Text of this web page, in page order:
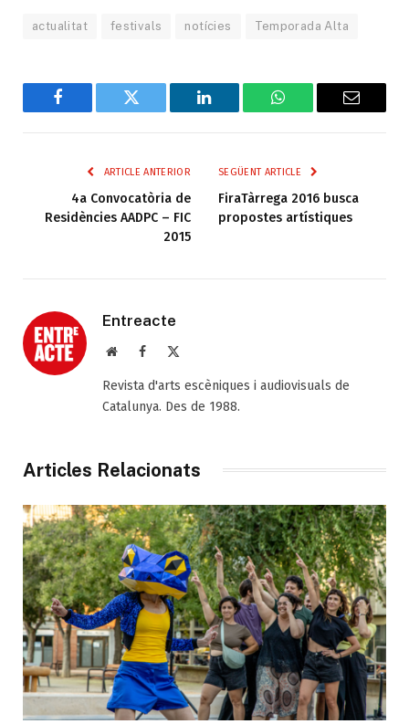
actualitat festivals notícies Temporada Alta
Facebook Twitter LinkedIn WhatsAppEmail
ARTICLE ANTERIOR
4a Convocatòria de
Residències AADPC – FIC
2015
SEGÜENT ARTICLE
FiraTàrrega 2016 busca
propostes artístiques
Entreacte
Web Facebook
Revista d'arts escèniques i audiovisuals de
Catalunya. Des de 1988.
Articles Relacionats